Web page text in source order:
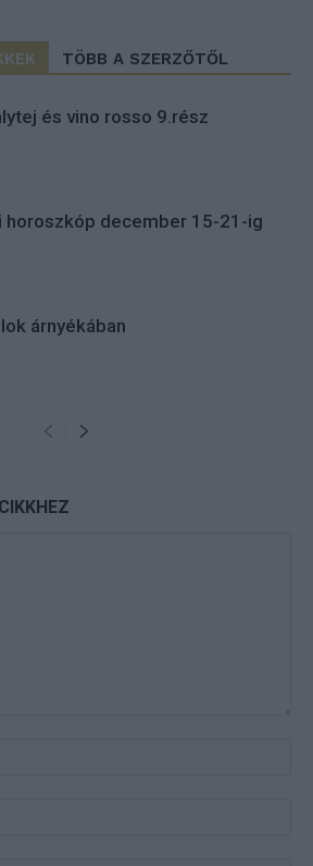
TÖBB A SZERZŐTŐL
és vino rosso 9.rész
horoszkóp december 15-21-ig
árnyékában